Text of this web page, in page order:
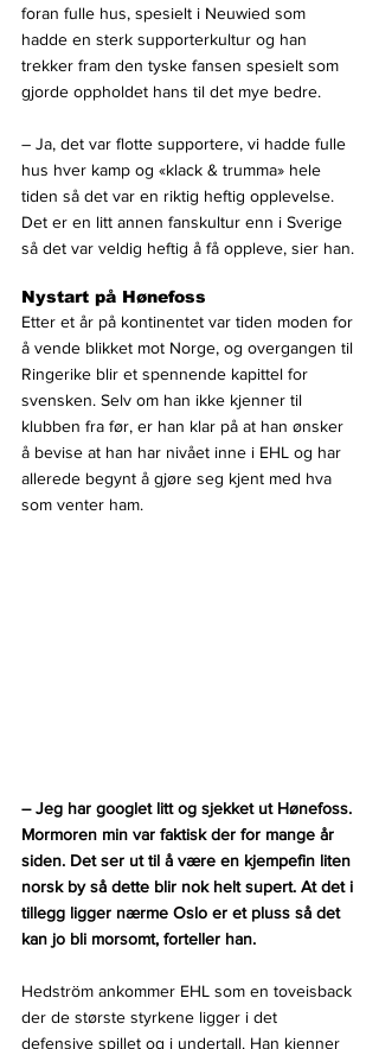
foran fulle hus, spesielt i Neuwied som
hadde en sterk supporterkultur og han
trekker fram den tyske fansen spesielt som
gjorde oppholdet hans til det mye bedre.
– Ja, det var flotte supportere, vi hadde fulle
hus hver kamp og «klack & trumma» hele
tiden så det var en riktig heftig opplevelse.
Det er en litt annen fanskultur enn i Sverige
så det var veldig heftig å få oppleve, sier han.
Nystart på Hønefoss
Etter et år på kontinentet var tiden moden for
å vende blikket mot Norge, og overgangen til
Ringerike blir et spennende kapittel for
svensken. Selv om han ikke kjenner til
klubben fra før, er han klar på at han ønsker
å bevise at han har nivået inne i EHL og har
allerede begynt å gjøre seg kjent med hva
som venter ham.
– Jeg har googlet litt og sjekket ut Hønefoss.
Mormoren min var faktisk der for mange år
siden. Det ser ut til å være en kjempefin liten
norsk by så dette blir nok helt supert. At det i
tillegg ligger nærme Oslo er et pluss så det
kan jo bli morsomt, forteller han.
Hedström ankommer EHL som en toveisback
der de største styrkene ligger i det
defensive spillet og i undertall. Han kjenner